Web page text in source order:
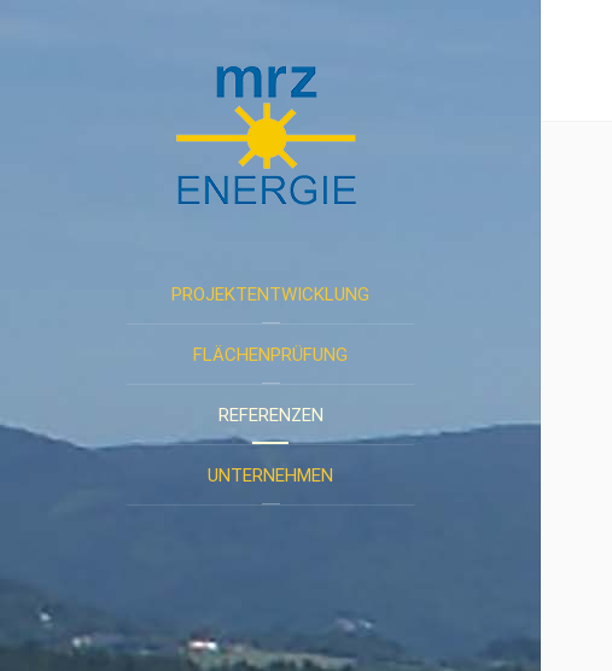
PROJEKTENTWICKLUNG
FLÄCHENPRÜFUNG
REFERENZEN
UNTERNEHMEN